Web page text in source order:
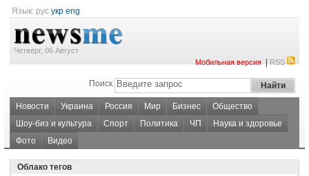
Язык: рус укр eng
Четверг, 06 Август
Мобильная версия|RSS
Поиск
Новости Украина Россия Мир Бизнес
Общество
Шоу-биз и культура
Спорт Политика ЧП
Наука и здоровье
Фото
Видео
Облако тегов